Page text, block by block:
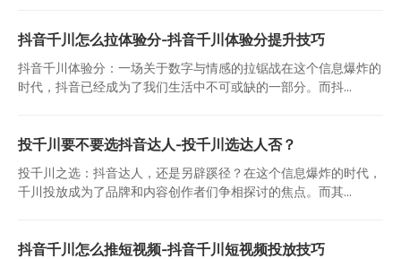
抖音千川怎么拉体验分-抖音千川体验分提升技巧
抖音千川体验分：一场关于数字与情感的拉锯战在这个信息爆炸的
时代，抖音已经成为了我们生活中不可或缺的一部分。而抖...
投千川要不要选抖音达人-投千川选达人否？
投千川之选：抖音达人，还是另辟蹊径？在这个信息爆炸的时代，
千川投放成为了品牌和内容创作者们争相探讨的焦点。而其...
抖音千川怎么推短视频-抖音千川短视频投放技巧